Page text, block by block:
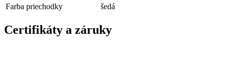
Farba priechodky
šedá
Certifikáty a záruky